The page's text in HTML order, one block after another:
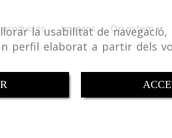
la usabilitat de
perfil elaborat a partir dels
Imatges On estem